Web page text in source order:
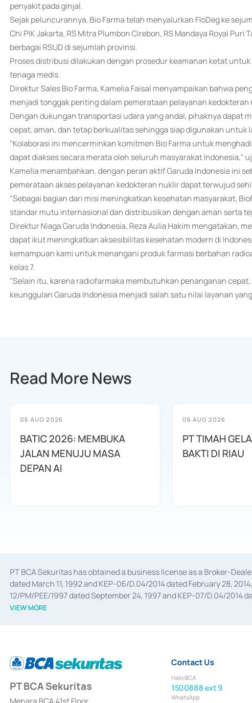
penyakit pada ginjal.
Sejak peluncurannya, Bio Farma telah menyalurkan FloDeg ke
Chi PIK Jakarta, RS Mitra Plumbon Cirebon, RS Mandaya Royal Puri
berbagai RSUD di sejumlah provinsi.
Proses distribusi dilakukan dengan prosedur keamanan ketat
tenaga medis.
Direktur Sales Bio Farma, Kamelia Faisal menyampaikan bahwa
menjadi tonggak penting dalam pemerataan pelayanan kedokteran
Dengan dukungan transportasi udara yang andal, pihaknya dapat
cepat, aman, dan tetap berkualitas sehingga siap digunakan untuk
"Kolaborasi ini mencerminkan komitmen Bio Farma untuk
dapat diakses secara merata oleh seluruh masyarakat Indonesia,"
Kamelia menambahkan, dengan peran aktif Garuda Indonesia ini
pemerataan akses pelayanan kedokteran nuklir dapat terwujud
"Sebagai bagian dari misi meningkatkan kesehatan masyarakat,
standar mutu internasional dan distribusikan dengan aman serta
Direktur Niaga Garuda Indonesia, Reza Aulia Hakim mengatakan,
dapat ikut meningkatkan aksesibilitas kesehatan modern di
kemampuan kami untuk menangani produk farmasi berbahan
kelas 7.
"Selain itu, karena radiofarmaka membutuhkan penanganan
keunggulan Garuda Indonesia menjadi salah satu nilai layanan
Read More News
06 AUG 2026
BATIC 2026: MEMBUKA
JALAN MENUJU MASA
DEPAN AI
06 AUG 2026
PT TIMAH
BAKTI DI RIAU
PT BCA Sekuritas has obtained a business license as a Broker-
dated March 11, 1992 and KEP-06/D.04/2014 dated February 28,
12/PM/PEE/1997 dated September 24, 1997 and KEP-07/D.04/
divestments, and joint ventures based on the decree of the
Settlement of Commercial Paper Transactions whose license was
VIEW MORE
PT BCA Sekuritas
Contact Us
Halo BCA
1500888 ext 9
WhatsApp